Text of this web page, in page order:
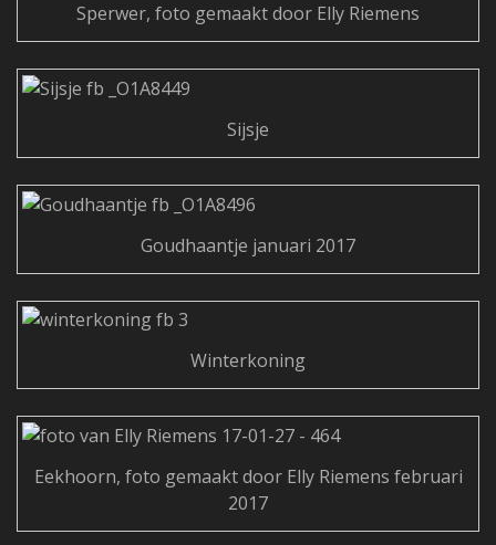
Sperwer, foto gemaakt door Elly Riemens
Sijsje
Goudhaantje januari 2017
Winterkoning
Eekhoorn, foto gemaakt door Elly Riemens februari
2017